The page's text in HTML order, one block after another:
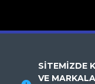
SİTEMİZDE
VE